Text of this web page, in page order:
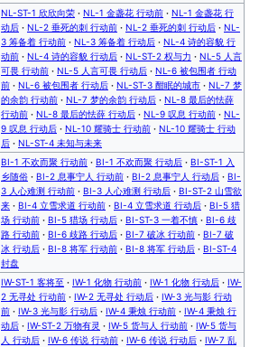
NL-ST-1 欣欣向荣 · NL-1 金盏花 行动前 · NL-1 金盏花 行
动后 · NL-2 垂死的刺 行动前 · NL-2 垂死的刺 行动后 · NL-
3 筹备着 行动前 · NL-3 筹备着 行动后 · NL-4 诗的容貌 行
动前 · NL-4 诗的容貌 行动后 · NL-ST-2 权与力 · NL-5 人言
可畏 行动前 · NL-5 人言可畏 行动后 · NL-6 被包围者 行动
前 · NL-6 被包围者 行动后 · NL-ST-3 酣眠的城市 · NL-7 梦
的余韵 行动前 · NL-7 梦的余韵 行动后 · NL-8 最后的怯薛
行动前 · NL-8 最后的怯薛 行动后 · NL-9 叹息 行动前 · NL-
9 叹息 行动后 · NL-10 耀骑士 行动前 · NL-10 耀骑士 行动
后 · NL-ST-4 未知与未来
BI-1 不欢而聚 行动前 · BI-1 不欢而聚 行动后 · BI-ST-1 入
乡随俗 · BI-2 息事宁人 行动前 · BI-2 息事宁人 行动后 · BI-
3 人心难测 行动前 · BI-3 人心难测 行动后 · BI-ST-2 山雪欲
来 · BI-4 立雪求道 行动前 · BI-4 立雪求道 行动后 · BI-5 猎
场 行动前 · BI-5 猎场 行动后 · BI-ST-3 一着不慎 · BI-6 歧
路 行动前 · BI-6 歧路 行动后 · BI-7 破冰 行动前 · BI-7 破
冰 行动后 · BI-8 将军 行动前 · BI-8 将军 行动后 · BI-ST-4
封盘
IW-ST-1 客将至 · IW-1 化物 行动前 · IW-1 化物 行动后 · IW-
2 无寻处 行动前 · IW-2 无寻处 行动后 · IW-3 光与影 行动
前 · IW-3 光与影 行动后 · IW-4 秉烛 行动前 · IW-4 秉烛 行
动后 · IW-ST-2 万物有灵 · IW-5 货与人 行动前 · IW-5 货与
人 行动后 · IW-6 传说 行动前 · IW-6 传说 行动后 · IW-7 乱